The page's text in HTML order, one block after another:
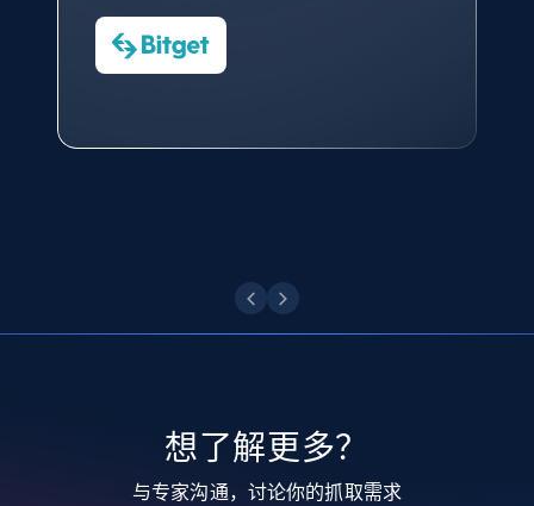
TikTok - Profiles
engagement rate, Comment engagement rate,
Account id, Nickname, Biography, Awg
engagement rate, Comment engagement rate,
Like engagement rate, Bio link, Predicted lang,
数据科学专家
Charmagne Cruz
—— Shopee Philippines Inc. 报告与分析、
Convert Group 的 CTO
想了解更多？
与专家沟通，讨论你的抓取需求